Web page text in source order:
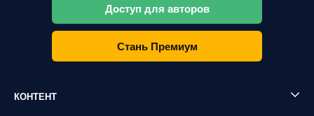
Доступ для авторов
Стань Премиум
КОНТЕНТ